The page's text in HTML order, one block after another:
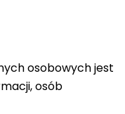
osobowych jest
osób